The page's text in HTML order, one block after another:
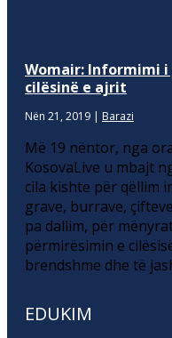
Womair: Informimi
cilësinë e ajrit
Nën 21, 2019 | Barazi
Më 19 nëntor, nga
KosovaLive u mbajt
cila kishte për qëllim
grave, burrave,
pa dallim, për
përmirësimin e
brendshme dhe të
EDUKIM